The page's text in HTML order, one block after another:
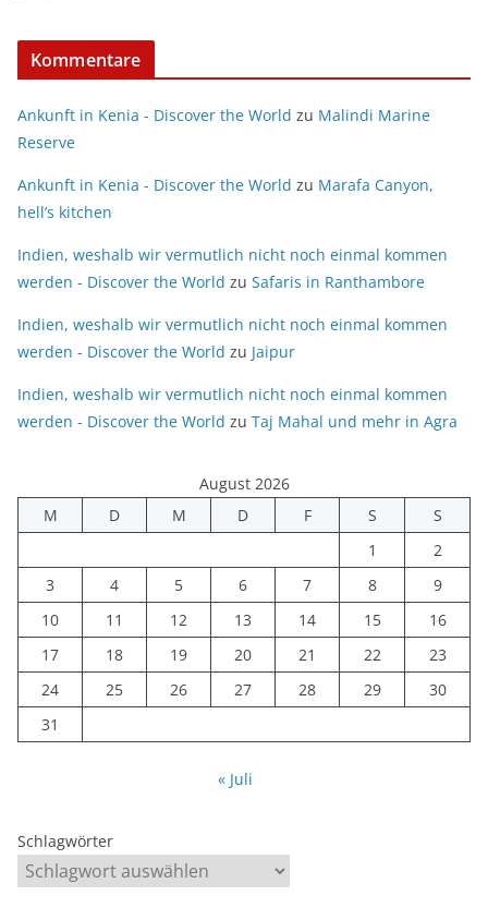
Kommentare
Ankunft in Kenia - Discover the World zu Malindi Marine
Reserve
Ankunft in Kenia - Discover the World zu Marafa Canyon,
hell’s kitchen
Indien, weshalb wir vermutlich nicht noch einmal kommen
werden - Discover the World zu Safaris in Ranthambore
Indien, weshalb wir vermutlich nicht noch einmal kommen
werden - Discover the World zu Jaipur
Indien, weshalb wir vermutlich nicht noch einmal kommen
werden - Discover the World zu Taj Mahal und mehr in Agra
August 2026
M
D M D F S
S
1
2
3
4 5 6 7 8
9
10
11 12 13 14 15
16
17
18 19 20 21 22
23
24
25 26 27 28 29
30
31
« Juli
Schlagwörter